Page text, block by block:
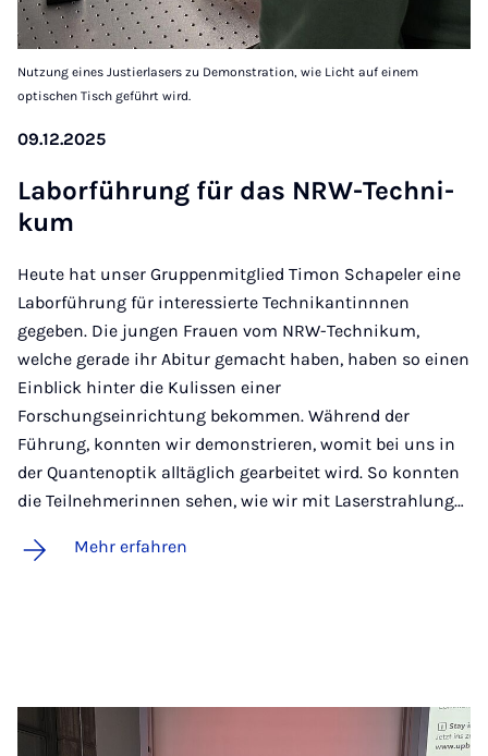
Nutzung eines Justierlasers zu Demonstration, wie Licht auf einem
optischen Tisch geführt wird.
09.12.2025
La­bor­füh­rung für das NRW-Tech­ni­
kum
Heute hat unser Gruppenmitglied Timon Schapeler eine
Laborführung für interessierte Technikantinnnen
gegeben. Die jungen Frauen vom NRW-Technikum,
welche gerade ihr Abitur gemacht haben, haben so einen
Einblick hinter die Kulissen einer
Forschungseinrichtung bekommen. Während der
Führung, konnten wir demonstrieren, womit bei uns in
der Quantenoptik alltäglich gearbeitet wird. So konnten
die Teilnehmerinnen sehen, wie wir mit Laserstrahlung…
Mehr erfahren